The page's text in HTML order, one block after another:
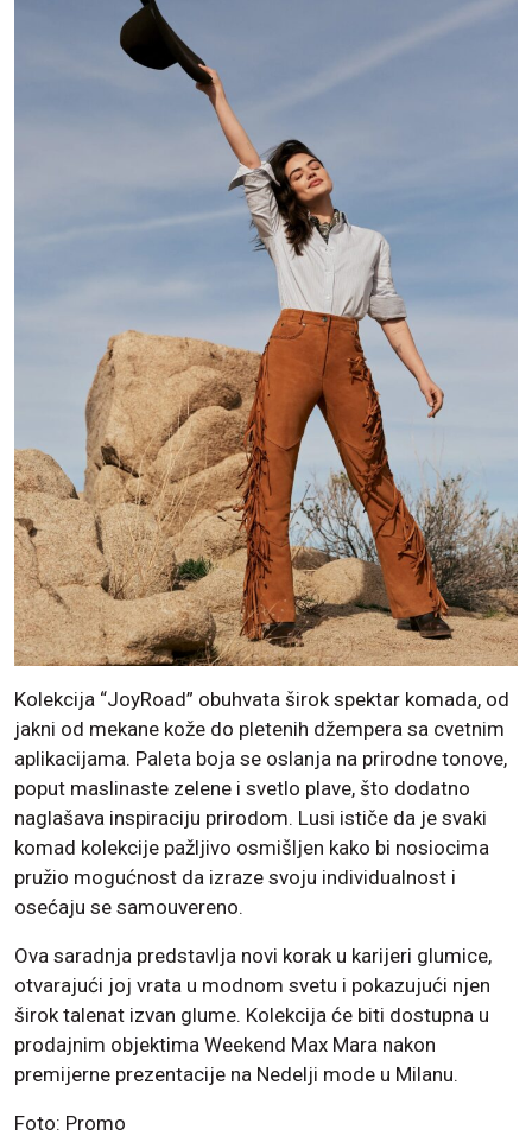
Kolekcija “JoyRoad” obuhvata širok spektar komada, od
jakni od mekane kože do pletenih džempera sa cvetnim
aplikacijama. Paleta boja se oslanja na prirodne tonove,
poput maslinaste zelene i svetlo plave, što dodatno
naglašava inspiraciju prirodom. Lusi ističe da je svaki
komad kolekcije pažljivo osmišljen kako bi nosiocima
pružio mogućnost da izraze svoju individualnost i
osećaju se samouvereno.
Ova saradnja predstavlja novi korak u karijeri glumice,
otvarajući joj vrata u modnom svetu i pokazujući njen
širok talenat izvan glume. Kolekcija će biti dostupna u
prodajnim objektima Weekend Max Mara nakon
premijerne prezentacije na Nedelji mode u Milanu.
Foto: Promo